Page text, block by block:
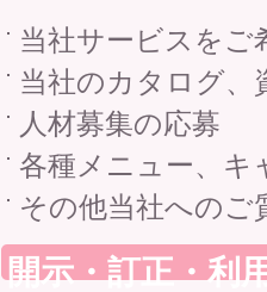
当社サービスをご
当社のカタログ、
人材募集の応募
各種メニュー、キ
その他当社へのご
開示・訂正・利